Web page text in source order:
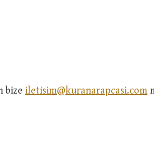
bize iletisim@kuranarapcasi.com